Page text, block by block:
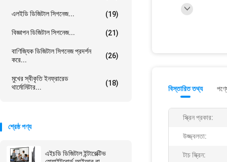
এলইডি ডিজিটাল সিগনেজ... (19)
বিজ্ঞাপন ডিজিটাল সিগনেজ... (21)
বাণিজ্যিক ডিজিটাল সিগনেজ প্রদর্শন
করে...
(26)
মুখের স্বীকৃতি ইনফ্রারেড
থার্মোমিটার...
(18)
শ্রেষ্ঠ পণ্য
এইচডি ডিজিটাল ইন্টারেক্টিভ
বিস্তারিত তথ্য
স্ক্রিন প্রকার:
উজ্জ্বলতা:
টাচ স্ক্রিন: